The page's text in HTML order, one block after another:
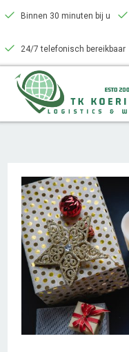
Binnen 30 minuten bij u
24/7 telefonisch bereikbaar